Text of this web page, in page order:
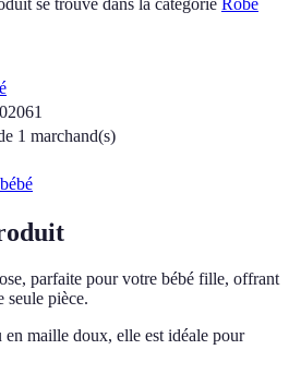
1 marchand(s)
parfaite pour votre bébé fille, offrant
seule pièce.
maille doux, elle est idéale pour